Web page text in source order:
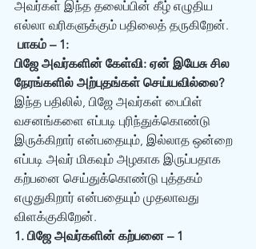
அவர்கள் இந்த தலைப்பின் கீழ் எழுதிய‌
எல்லா வரிகளுக்கும் பதிலைத் தருகிறேன்.
பாகம் – 1:
பிஜே அவர்களின் கேள்வி: ஏன் இயேசு சில
நேரங்களில் அற்புதங்கள் செய்யவில்லை?
இந்த பதிலில், பிஜே அவர்கள் பைபிள்
வசனங்களை எப்படி புரிந்துக்கொண்டு
இருக்கிறார் என்பதையும், இல்லாத ஒன்றை
எப்படி அவர் மிகவும் அழகாக இருப்பதாக‌
கற்பனை செய்துக்கொண்டு புத்தகம்
எழுதுகிறார் என்பதையும் முதலாவது
விளக்குகிறேன்.
1. பிஜே அவர்களின் கற்பனை – 1